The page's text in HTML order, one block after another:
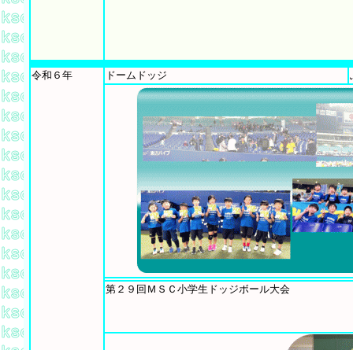
令和６年 ドームドッジ
第２９回ＭＳＣ小学生ドッジボール大会